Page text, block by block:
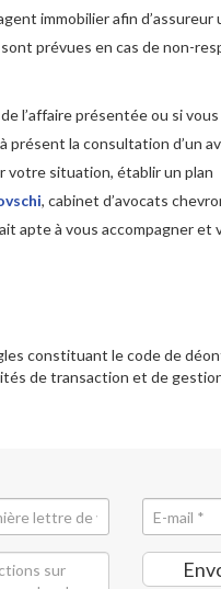
immobilier afin d’assureur
prévues en cas de non-
l’affaire présentée ou si vous
présent la consultation d’un
votre situation, établir un plan
, cabinet d’avocats
apte à vous accompagner et
constituant le code de
de transaction et de